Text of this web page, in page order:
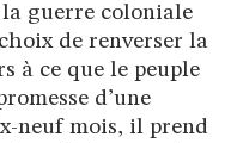
guerre coloniale
de renverser la
à ce que le peuple
d’une
neuf mois, il prend